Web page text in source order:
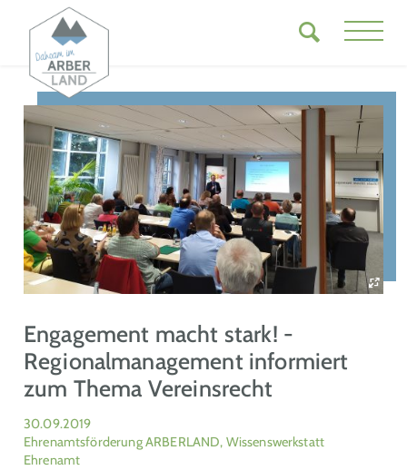
Engagement macht stark! -
Regionalmanagement informiert
zum Thema Vereinsrecht
30.09.2019
Ehrenamtsförderung ARBERLAND, Wissenswerkstatt
Ehrenamt